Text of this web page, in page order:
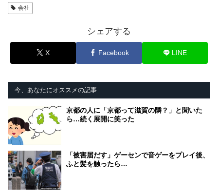
会社
シェアする
X Facebook LINE
今、あなたにオススメの記事
京都の人に「京都って滋賀の隣？」と聞いた
ら…続く展開に笑った
「被害届だす」ゲーセンで音ゲーをプレイ後、
ふと髪を触ったら…